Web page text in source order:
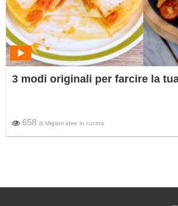
3 modi originali per farcire la
658 di Migliori idee in cucina